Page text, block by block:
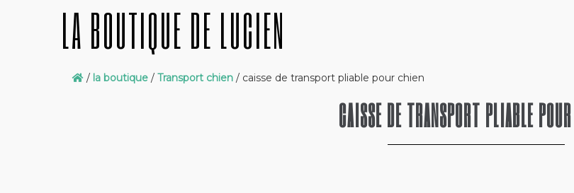
LA BOUTIQUE DE LUCIEN
/ la boutique / Transport chien / caisse de transport pliable pour chien
CAISSE DE TRANSPORT PLIABLE